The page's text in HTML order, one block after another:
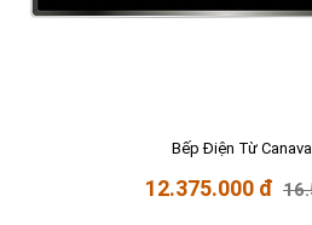
Bếp Điện Từ
12.375.000 đ